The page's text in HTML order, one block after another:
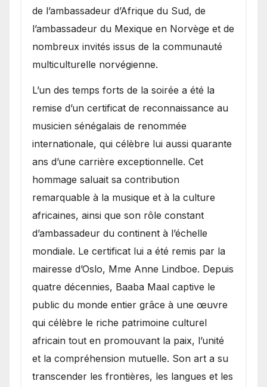
de l’ambassadeur d’Afrique du Sud, de
l’ambassadeur du Mexique en Norvège et de
nombreux invités issus de la communauté
multiculturelle norvégienne.
​L’un des temps forts de la soirée a été la
remise d’un certificat de reconnaissance au
musicien sénégalais de renommée
internationale, qui célèbre lui aussi quarante
ans d’une carrière exceptionnelle. Cet
hommage saluait sa contribution
remarquable à la musique et à la culture
africaines, ainsi que son rôle constant
d’ambassadeur du continent à l’échelle
mondiale. Le certificat lui a été remis par la
mairesse d’Oslo, Mme Anne Lindboe. Depuis
quatre décennies, Baaba Maal captive le
public du monde entier grâce à une œuvre
qui célèbre le riche patrimoine culturel
africain tout en promouvant la paix, l’unité
et la compréhension mutuelle. Son art a su
transcender les frontières, les langues et les